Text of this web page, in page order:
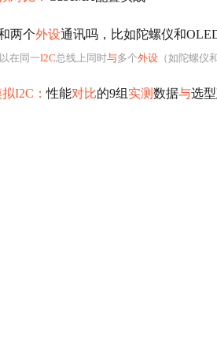
两个外设通讯吗，比如陀螺仪和
在同一I2C总线上同时与多个外设 （如陀螺仪
I2C：性能对比的9组 实测数据与选